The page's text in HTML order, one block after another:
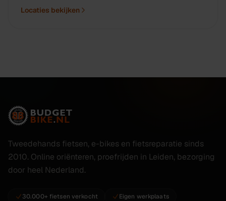
Locaties bekijken
Tweedehands fietsen, e-bikes en fietsreparatie sinds
2010. Online oriënteren, proefrijden in Leiden, bezorging
door heel Nederland.
30.000+ fietsen verkocht
Eigen werkplaats